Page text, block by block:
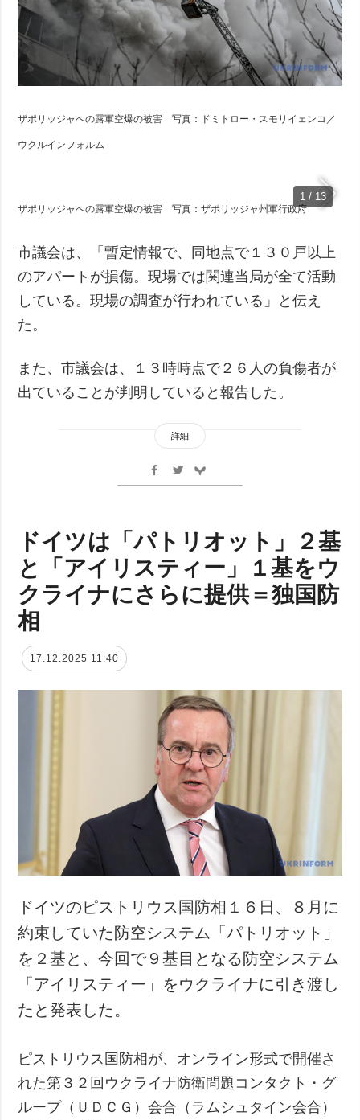
ザポリッジャへの露軍空爆の被害 写真：ドミトロー・スモリイェンコ／
ウクルインフォルム
1 / 13
ザポリッジャへの露軍空爆の被害 写真：ザポリッジャ州軍行政府
市議会は、「暫定情報で、同地点で１３０戸以上
のアパートが損傷。現場では関連当局が全て活動
している。現場の調査が行われている」と伝え
た。
また、市議会は、１３時時点で２６人の負傷者が
出ていることが判明していると報告した。
詳細
ドイツは「パトリオット」２基
と「アイリスティー」１基をウ
クライナにさらに提供＝独国防
相
17.12.2025 11:40
ドイツのピストリウス国防相１６日、８月に
約束していた防空システム「パトリオット」
を２基と、今回で９基目となる防空システム
「アイリスティー」をウクライナに引き渡し
たと発表した。
ピストリウス国防相が、オンライン形式で開催さ
れた第３２回ウクライナ防衛問題コンタクト・グ
ループ（ＵＤＣＧ）会合（ラムシュタイン会合）